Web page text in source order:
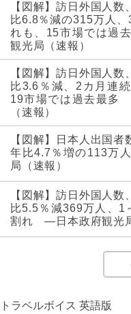
【図解】訪日外国人
比6.8％減の315万人、
れも、15市場では過
観光局（速報）
【図解】訪日外国人
比3.6％減、2カ月連
19市場では過去最多
（速報）
【図解】日本人出国
年比4.7％増の113万
局（速報）
【図解】訪日外国人
比5.5％減369万人、1
割れ ―日本政府観光
トラベルボイス 英語版